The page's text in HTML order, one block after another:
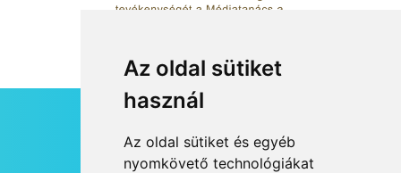
Az oldal sütiket
használ
Az oldal sütiket és egyéb
nyomkövető technológiákat
RSS